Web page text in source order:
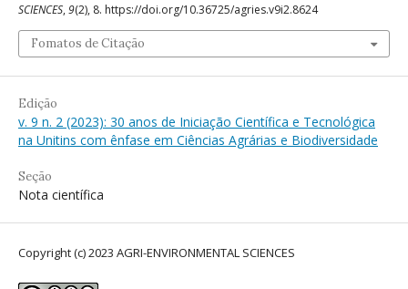
SCIENCES, 9(2), 8. https://doi.org/10.36725/agries.v9i2.8624
Fomatos de Citação
Edição
v. 9 n. 2 (2023): 30 anos de Iniciação Científica e Tecnológica
na Unitins com ênfase em Ciências Agrárias e Biodiversidade
Seção
Nota científica
Copyright (c) 2023 AGRI-ENVIRONMENTAL SCIENCES